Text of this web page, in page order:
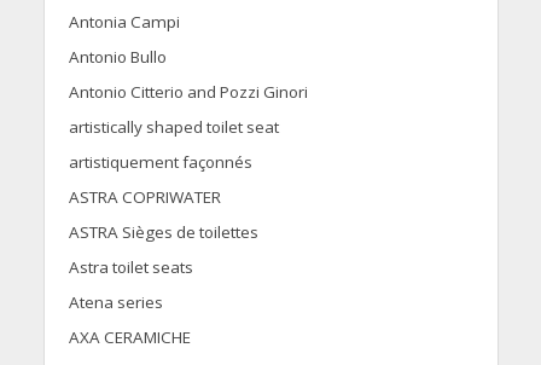
Antonia Campi
Antonio Bullo
Antonio Citterio and Pozzi Ginori
artistically shaped toilet seat
artistiquement façonnés
ASTRA COPRIWATER
ASTRA Sièges de toilettes
Astra toilet seats
Atena series
AXA CERAMICHE